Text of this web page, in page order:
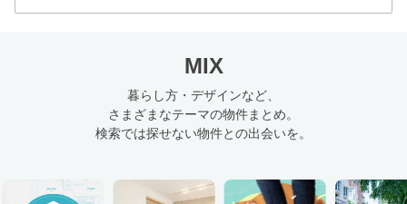
MIX
暮らし方・デザインなど、
さまざまなテーマの物件まとめ。
検索では探せない物件との出会いを。